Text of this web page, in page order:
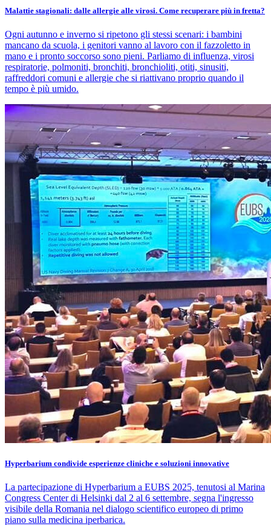
Malattie stagionali: dalle allergie alle virosi. Come recuperare più in fretta?
Ogni autunno e inverno si ripetono gli stessi scenari: i bambini
mancano da scuola, i genitori vanno al lavoro con il fazzoletto in
mano e i pronto soccorso sono pieni. Parliamo di influenza, virosi
respiratorie, polmoniti, bronchiti, bronchioliti, otiti, sinusiti,
raffreddori comuni e allergie che si riattivano proprio quando il
tempo è più umido.
Hyperbarium condivide esperienze cliniche e soluzioni innovative
La partecipazione di Hyperbarium a EUBS 2025, tenutosi al Marina
Congress Center di Helsinki dal 2 al 6 settembre, segna l'ingresso
visibile della Romania nel dialogo scientifico europeo di primo
piano sulla medicina iperbarica.